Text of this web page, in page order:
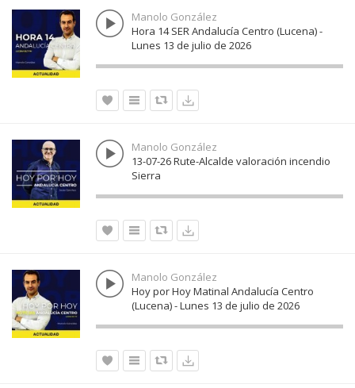
Manolo González
Hora 14 SER Andalucía Centro (Lucena) -
Lunes 13 de julio de 2026
Manolo González
13-07-26 Rute-Alcalde valoración incendio
Sierra
Manolo González
Hoy por Hoy Matinal Andalucía Centro
(Lucena) - Lunes 13 de julio de 2026